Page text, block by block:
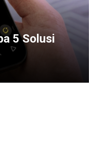
5 Solusi